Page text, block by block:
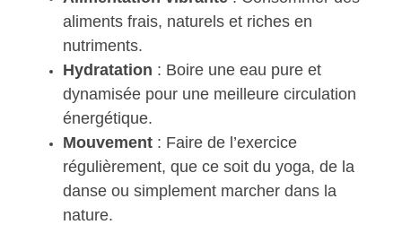
aliments frais, naturels et riches en
nutriments.
Hydratation : Boire une eau pure et
dynamisée pour une meilleure circulation
énergétique.
Mouvement: Faire de l’exercice
régulièrement, que ce soit du yoga, de la
danse ou simplement marcher dans la
nature.